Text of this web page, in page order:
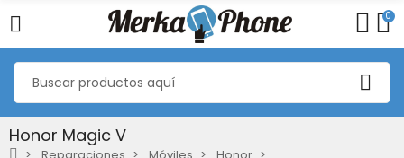
0
Honor Magic V